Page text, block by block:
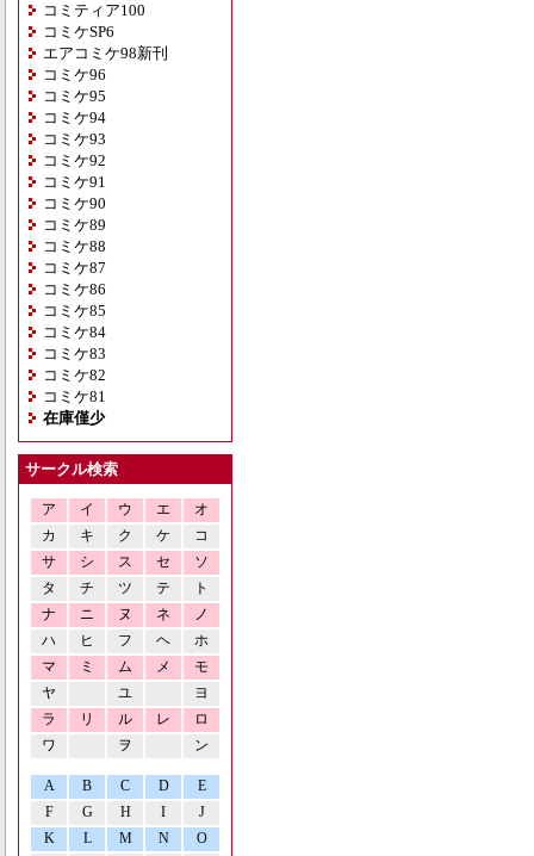
コミティア100
コミケSP6
エアコミケ98新刊
コミケ96
コミケ95
コミケ94
コミケ93
コミケ92
コミケ91
コミケ90
コミケ89
コミケ88
コミケ87
コミケ86
コミケ85
コミケ84
コミケ83
コミケ82
コミケ81
在庫僅少
サークル検索
ア イ ウ エ
オ
カ
キ ク ケ
コ
サ
シ ス セ
ソ
タ
チ ツ テ
ト
ナ
ニ ヌ ネ
ノ
ハ
ヒ フ ヘ
ホ
マ
ミ ム メ
モ
ヤ
ユ
ヨ
ラ
リ ル レ
ロ
ワ
ヲ ン
A B C D
E
F
G H I
J
K
L M N O